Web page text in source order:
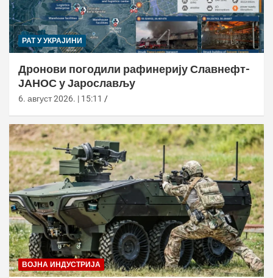
РАТ У УКРАЈИНИ
Дронови погодили рафинерију Славнефт-
ЈАНОС у Јарослављу
6. август 2026. | 15:11
ВОЈНА ИНДУСТРИЈА